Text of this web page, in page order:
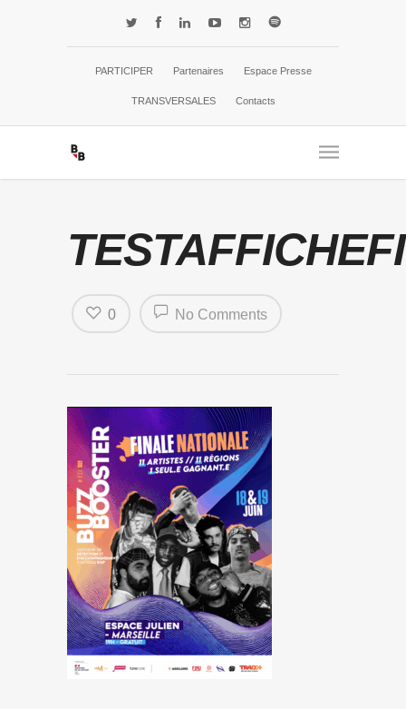
PARTICIPER Partenaires Espace Presse
TRANSVERSALES Contacts
No Comments
0